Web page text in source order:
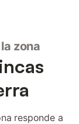
zona
responde a